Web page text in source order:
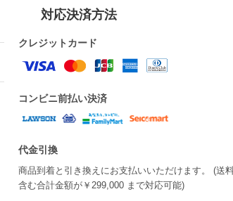
対応決済方法
クレジットカード
コンビニ前払い決済
代金引換
商品到着と引き換えにお支払いいただけます。 (送
含む合計金額が￥299,000 まで対応可能)